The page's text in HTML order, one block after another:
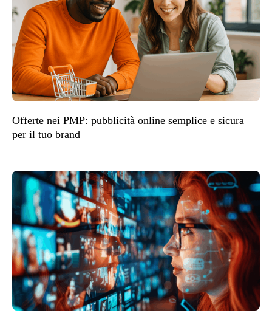
Offerte nei PMP: pubblicità online semplice e sicura
per il tuo brand